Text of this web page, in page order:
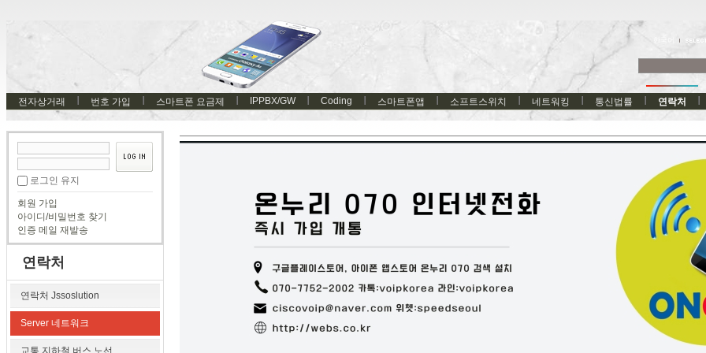
전자상거래 번호 가입 스마트폰 요금제 IPPBX/GW Coding 스마트폰앱 소프트스위치 네트워킹 통신법률 연락처
로그인 유지
회원 가입
아이디/비밀번호 찾기
인증 메일 재발송
연락처
연락처 Jssoslution
Server 네트워크
교통 지하철 버스 노선